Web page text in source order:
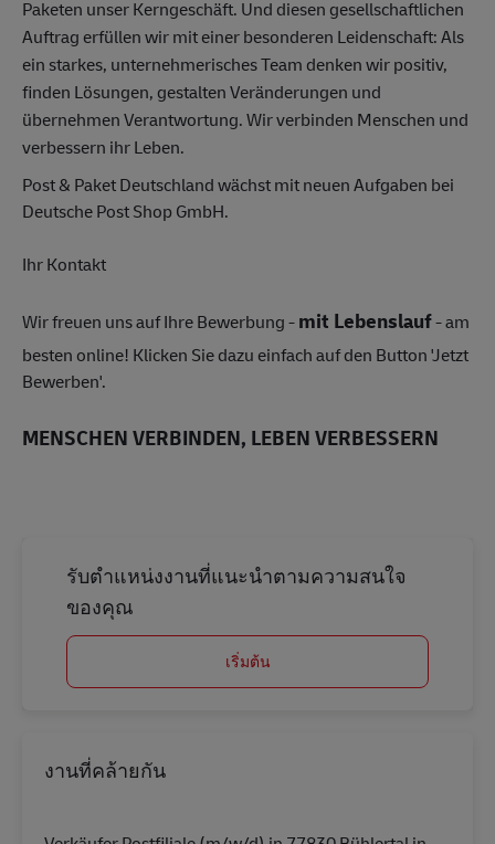
Paketen unser Kerngeschäft. Und diesen gesellschaftlichen
Auftrag erfüllen wir mit einer besonderen Leidenschaft: Als
ein starkes, unternehmerisches Team denken wir positiv,
finden Lösungen, gestalten Veränderungen und
übernehmen Verantwortung. Wir verbinden Menschen und
verbessern ihr Leben.
Post & Paket Deutschland wächst mit neuen Aufgaben bei
Deutsche Post Shop GmbH.
Ihr Kontakt
Wir freuen uns auf Ihre Bewerbung -mit Lebenslauf- am
besten online! Klicken Sie dazu einfach auf den Button 'Jetzt
Bewerben'.
MENSCHEN VERBINDEN, LEBEN VERBESSERN
รับตำแหน่งงานที่แนะนำตามความสนใจ
ของคุณ
เริ่มต้น
งานที่คล้ายกัน